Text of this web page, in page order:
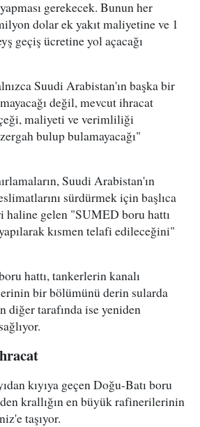
gerekecek. Bunun her
dolar ek yakıt maliyetine ve 1
geçiş ücretine yol açacağı
Suudi Arabistan'ın başka bir
değil, mevcut ihracat
maliyeti ve verimliliği
bulup bulamayacağı"
Suudi Arabistan'ın
sürdürmek için başlıca
gelen "SUMED boru hattı
kısmen telafi edileceğini"
hattı, tankerlerin kanalı
bir bölümünü derin sularda
diğer tarafında ise yeniden
kıyıya geçen Doğu-Batı boru
krallığın en büyük rafinerilerinin
taşıyor.